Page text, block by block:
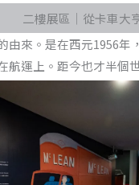
二樓展區｜從卡車大
由來。是在西元1956年
航運上。距今也才半個